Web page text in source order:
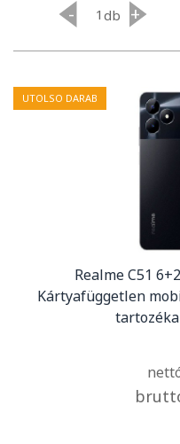
- db +
UTOLSO DARAB
Realme C51
Kártyafüggetlen